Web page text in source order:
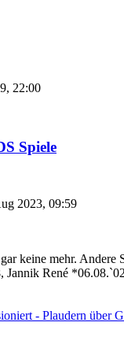
22:00
Spiele
2023, 09:59
keine mehr.
René
- Plaudern über